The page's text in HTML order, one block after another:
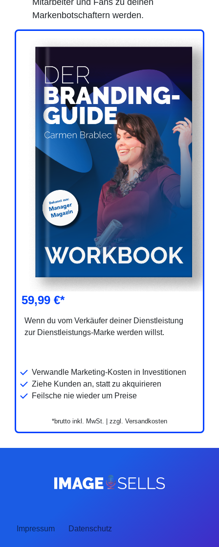
Markenbotschaftern werden.
59,99 €*
Wenn du vom Verkäufer deiner Dienstleistung
zur Dienstleistungs-Marke werden willst.
Verwandle Marketing-Kosten in Investitionen
Ziehe Kunden an, statt zu akquirieren
Feilsche nie wieder um Preise
*brutto inkl. MwSt. | zzgl. Versandkosten
Impressum Datenschutz